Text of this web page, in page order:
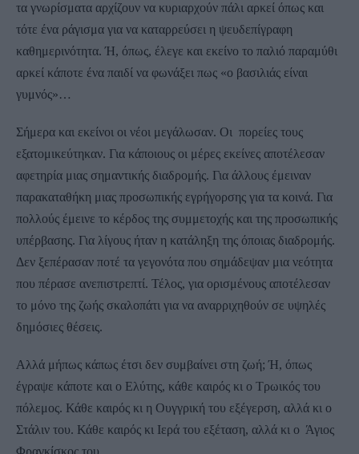
τα γνωρίσματα αρχίζουν να κυριαρχούν πάλι αρκεί όπως και
τότε ένα ράγισμα για να καταρρεύσει η ψευδεπίγραφη
καθημερινότητα. Ή, όπως, έλεγε και εκείνο το παλιό παραμύθι
αρκεί κάποτε ένα παιδί να φωνάξει πως «ο βασιλιάς είναι
γυμνός»…
Σήμερα και εκείνοι οι νέοι μεγάλωσαν. Οι πορείες τους
εξατομικεύτηκαν. Για κάποιους οι μέρες εκείνες αποτέλεσαν
αφετηρία μιας σημαντικής διαδρομής. Για άλλους έμειναν
παρακαταθήκη μιας προσωπικής εγρήγορσης για τα κοινά. Για
πολλούς έμεινε το κέρδος της συμμετοχής και της προσωπικής
υπέρβασης. Για λίγους ήταν η κατάληξη της όποιας διαδρομής.
Δεν ξεπέρασαν ποτέ τα γεγονότα που σημάδεψαν μια νεότητα
που πέρασε ανεπιστρεπτί. Τέλος, για ορισμένους αποτέλεσαν
το μόνο της ζωής σκαλοπάτι για να αναρριχηθούν σε υψηλές
δημόσιες θέσεις.
Αλλά μήπως κάπως έτσι δεν συμβαίνει στη ζωή; Ή, όπως
έγραψε κάποτε και ο Ελύτης, κάθε καιρός κι ο Τρωικός του
πόλεμος. Κάθε καιρός κι η Ουγγρική του εξέγερση, αλλά κι ο
Στάλιν του. Κάθε καιρός κι Ιερά του εξέταση, αλλά κι ο Άγιος